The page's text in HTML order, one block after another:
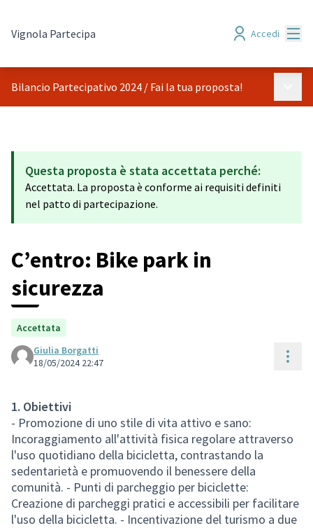
Vignola Partecipa Accedi
Bilancio Partecipativo 2024 / Fai la tua proposta!
Questa proposta è stata accettata perché:
Accettata. La proposta è conforme ai requisiti definiti
nel patto di partecipazione.
C’entro: Bike park in
sicurezza
Accettata
Giulia Borgatti
18/05/2024 22:47
1. Obiettivi
- Promozione di uno stile di vita attivo e sano:
Incoraggiamento all'attività fisica regolare attraverso
l'uso quotidiano della bicicletta, contrastando la
sedentarietà e promuovendo il benessere della
comunità. - Punti di parcheggio per biciclette:
Creazione di parcheggi pratici e accessibili per facilitare
l'uso della bicicletta. - Incentivazione del turismo a due